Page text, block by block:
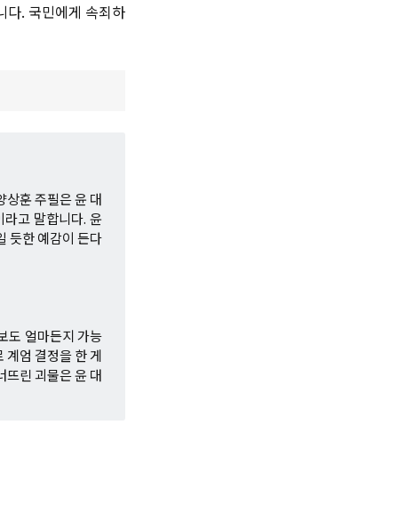
다. 국민에게 속죄하
상훈 주필은 윤 대
고 말합니다. 윤
듯한 예감이 든다
도 얼마든지 가능
계엄 결정을 한 게
뜨린 괴물은 윤 대